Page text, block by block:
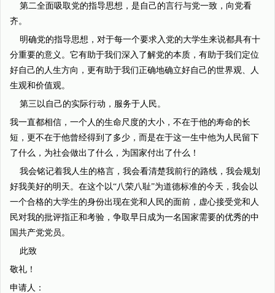
第二全面吸取党的指导思想，是自己的言行与党一致，向党看
齐。
明确党的指导思想，对于每一个要求入党的大学生来说都具有十
分重要的意义。它有助于我们深入了解党的本质，有助于我们定位
好自己的人生方向，更有助于我们正确地确立好自己的世界观、人
生观和价值观。
第三以自己的实际行动，服务于人民。
我一直都相信，一个人的生命尺度的大小，不在于他的寿命的长
短，更不在于他曾经得到了多少，而是在于这一生中他为人民留下
了什么，为社会做出了什么，为国家付出了什么！
我会铭记着我人生的格言，我会看清楚我前行的路线，我会规划
好我美好的明天。在这个以“八荣八耻”为道德标准的今天，我会以
一个合格的大学生的身份出现在党和人民的面前，虚心接受党和人
民对我的批评指正和考验，争取早日成为一名国家需要的优秀的中
国共产党党员。
此致
敬礼！
申请人：